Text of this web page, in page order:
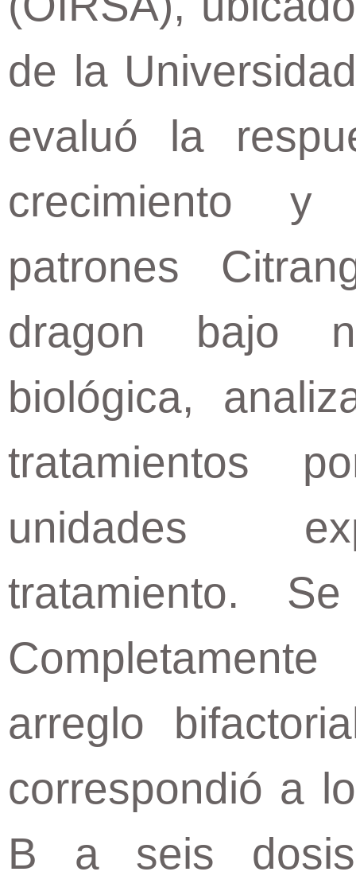
de la
evaluó la
crecimiento
patrones
dragon bajo
biológica,
tratamientos
unidades
tratamiento.
arreglo
correspondió a
B a seis dosis